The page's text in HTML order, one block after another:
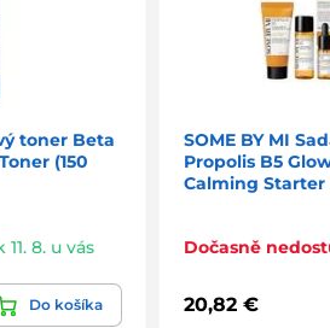
toner Beta
(150
8. u vás
Do košíka
SOME BY MI
Propolis B5
Calming Starter
Dočasně
20,82 €